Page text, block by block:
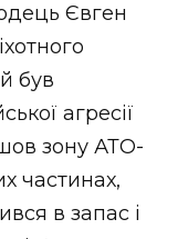
Євген
був
агресії
зону АТО-
частинах,
в запас і